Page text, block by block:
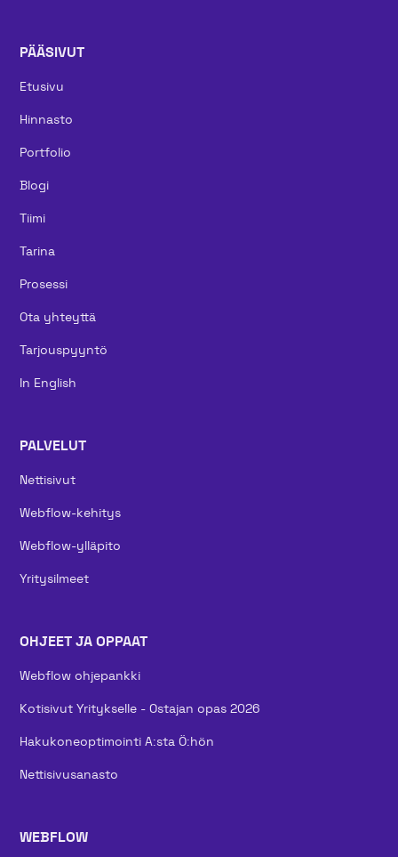
PÄÄSIVUT
Etusivu
Hinnasto
Portfolio
Blogi
Tiimi
Tarina
Prosessi
Ota yhteyttä
Tarjouspyyntö
In English
PALVELUT
Nettisivut
Webflow-kehitys
Webflow-ylläpito
Yritysilmeet
OHJEET JA OPPAAT
Webflow ohjepankki
Kotisivut Yritykselle - Ostajan opas 2026
Hakukoneoptimointi A:sta Ö:hön
Nettisivusanasto
WEBFLOW